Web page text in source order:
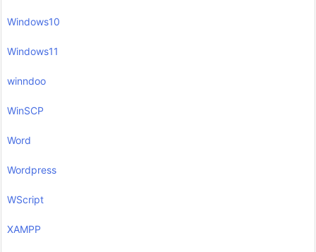
Windows10
Windows11
winndoo
WinSCP
Word
Wordpress
WScript
XAMPP